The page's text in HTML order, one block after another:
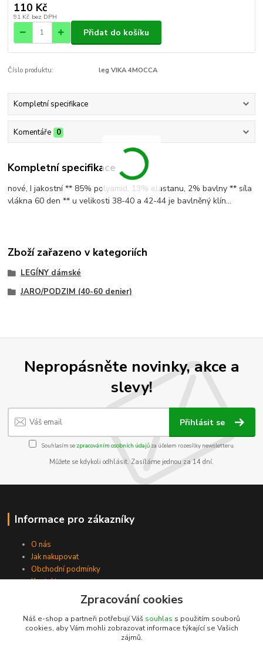
110 Kč
91 Kč bez DPH
Přidat do košíku
Číslo produktu: leg VIKA 4MOCCA
Kompletní specifikace
Komentáře 0
Kompletní specifikace
nové, I jakostní ** 85% polyamid, 13% elastanu, 2% bavlny ** síla
vlákna 60 den ** u velikosti 38-40 a 42-44 je bavlněný klín...
Zboží zařazeno v kategoriích
LEGÍNY dámské
JARO/PODZIM (40-60 denier)
Nepropásněte novinky, akce a
slevy!
Přihlásit se
Souhlasím se zpracováním osobních údajůza účelem rozesílky newsletteru.
Můžete se kdykoli odhlásit. Zasíláme jednou za 14 dní.
Informace pro zákazníky
O nás
Jak nakupovat
Obchodní podmínky
Kontakty
Zpracování cookies
Náš e-shop a partneři potřebují Váš souhlas s použitím souborů
cookies, aby Vám mohli zobrazovat informace týkající se Vašich
zájmů.